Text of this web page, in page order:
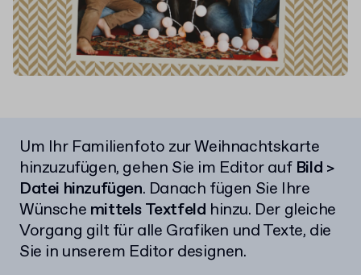
Um Ihr Familienfoto zur Weihnachtskarte
hinzuzufügen, gehen Sie im Editor auf Bild >
Datei hinzufügen. Danach fügen Sie Ihre
Wünsche mittels Textfeld hinzu. Der gleiche
Vorgang gilt für alle Grafiken und Texte, die
Sie in unserem Editor designen.